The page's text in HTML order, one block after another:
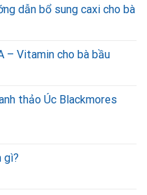
dẫn bổ sung caxi cho bà
– Vitamin cho bà bầu
thảo Úc Blackmores
gì?